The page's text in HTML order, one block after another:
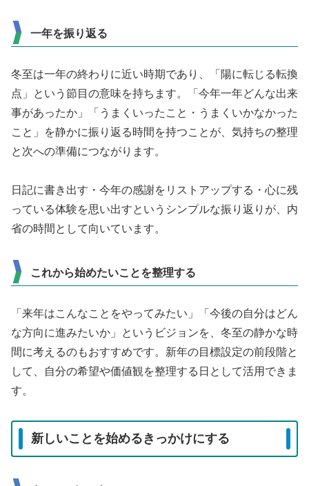
一年を振り返る
冬至は一年の終わりに近い時期であり、「陽に転じる転換
点」という節目の意味を持ちます。「今年一年どんな出来
事があったか」「うまくいったこと・うまくいかなかった
こと」を静かに振り返る時間を持つことが、気持ちの整理
と次への準備につながります。
日記に書き出す・今年の感謝をリストアップする・心に残
っている体験を思い出すというシンプルな振り返りが、内
省の時間として向いています。
これから始めたいことを整理する
「来年はこんなことをやってみたい」「今後の自分はどん
な方向に進みたいか」というビジョンを、冬至の静かな時
間に考えるのもおすすめです。新年の目標設定の前段階と
して、自分の希望や価値観を整理する日として活用できま
す。
新しいことを始めるきっかけにする